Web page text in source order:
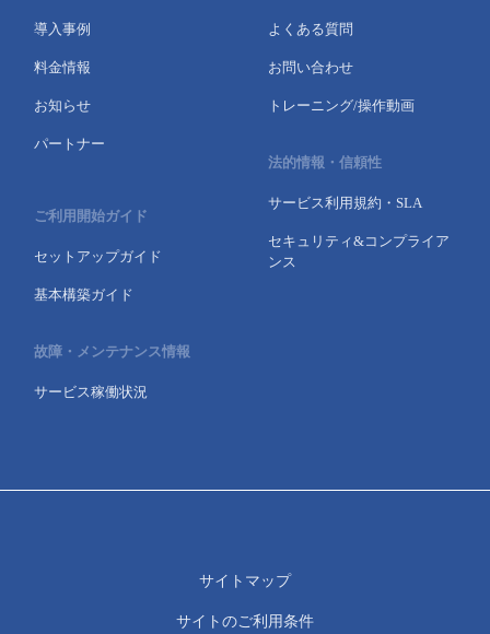
導入事例
料金情報
お知らせ
パートナー
ご利用開始ガイド
セットアップガイド
基本構築ガイド
故障・メンテナンス情報
サービス稼働状況
よくある質問
お問い合わせ
トレーニング/操作動画
法的情報・信頼性
サービス利用規約・SLA
セキュリティ&コンプライア
ンス
サイトマップ
サイトのご利用条件